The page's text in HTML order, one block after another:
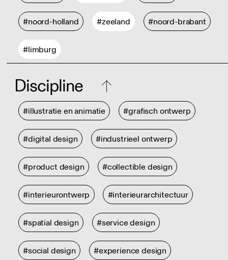
#noord-holland #zeeland #noord-brabant
#limburg
Discipline
#illustratie en animatie #grafisch ontwerp
#digital design #industrieel ontwerp
#product design #collectible design
#interieurontwerp #interieurarchitectuur
#spatial design #service design
#social design #experience design